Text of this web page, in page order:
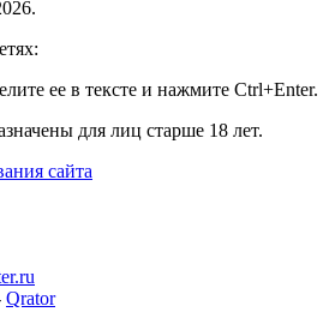
ее в тексте и нажмите Ctrl+Enter.
для лиц старше 18 лет.
сайта
Qrator